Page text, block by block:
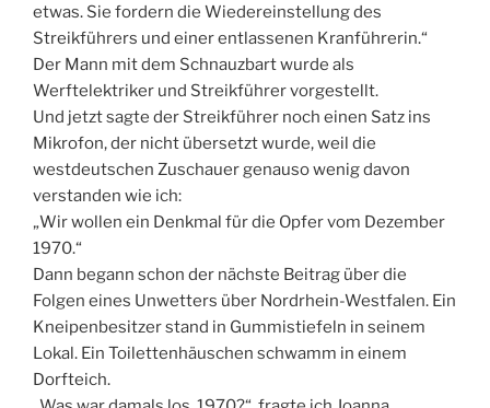
etwas. Sie fordern die Wiedereinstellung des
Streikführers und einer entlassenen Kranführerin.“
Der Mann mit dem Schnauzbart wurde als
Werftelektriker und Streikführer vorgestellt.
Und jetzt sagte der Streikführer noch einen Satz ins
Mikrofon, der nicht übersetzt wurde, weil die
westdeutschen Zuschauer genauso wenig davon
verstanden wie ich:
„Wir wollen ein Denkmal für die Opfer vom Dezember
1970.“
Dann begann schon der nächste Beitrag über die
Folgen eines Unwetters über Nordrhein-Westfalen. Ein
Kneipenbesitzer stand in Gummistiefeln in seinem
Lokal. Ein Toilettenhäuschen schwamm in einem
Dorfteich.